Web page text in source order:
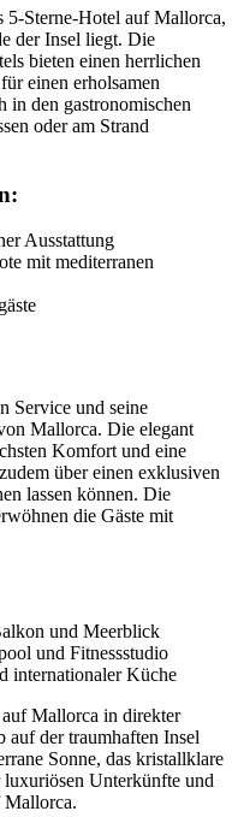
5-Sterne-Hotel auf Mallorca,
der Insel liegt. Die
bieten einen herrlichen
einen erholsamen
in den gastronomischen
oder am Strand
Ausstattung
mit mediterranen
Service und seine
Mallorca. Die elegant
Komfort und eine
über einen exklusiven
lassen können. Die
die Gäste mit
und Meerblick
und Fitnessstudio
internationaler Küche
Mallorca in direkter
auf der traumhaften Insel
Sonne, das kristallklare
luxuriösen Unterkünfte und
Mallorca.